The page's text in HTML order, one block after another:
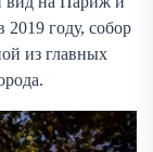
году, собор
из главных